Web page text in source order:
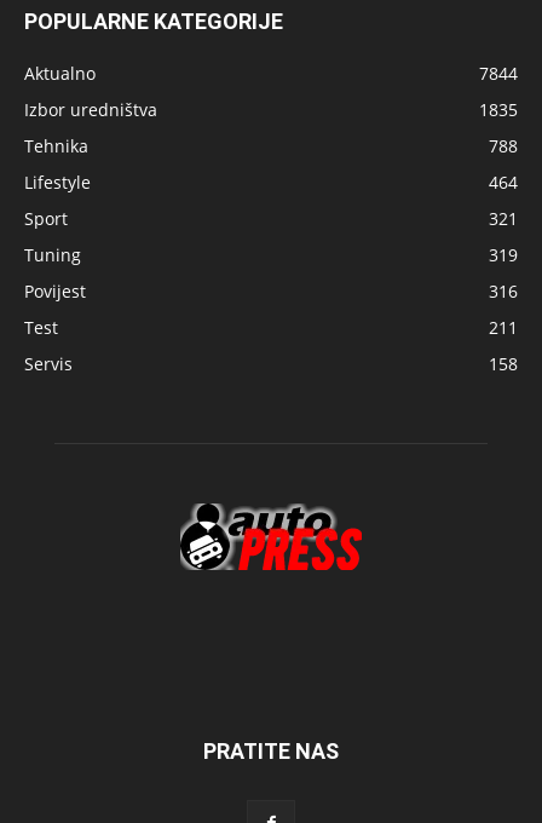
POPULARNE KATEGORIJE
Aktualno
7844
Izbor uredništva
1835
Tehnika
788
Lifestyle
464
Sport
321
Tuning
319
Povijest
316
Test
211
Servis
158
PRATITE NAS